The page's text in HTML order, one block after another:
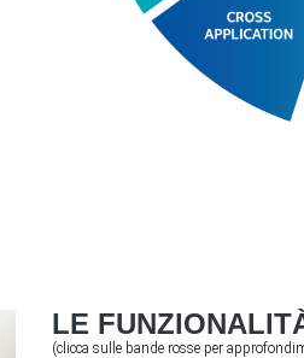
LE
(clicca sulle bande rosse per